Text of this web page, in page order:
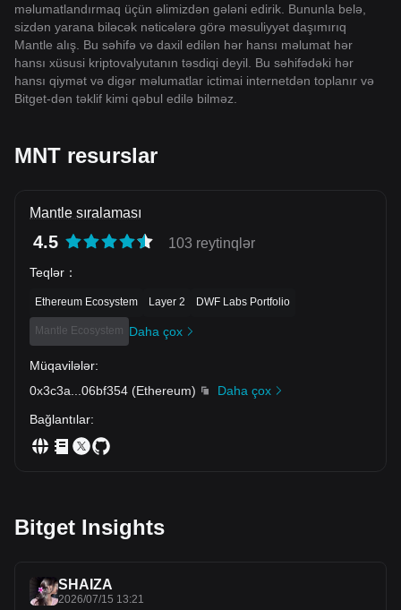
məlumatlandırmaq üçün əlimizdən gələni edirik. Bununla belə,
sizdən yarana biləcək nəticələrə görə məsuliyyət daşımırıq
Mantle alış. Bu səhifə və daxil edilən hər hansı məlumat hər
hansı xüsusi kriptovalyutanın təsdiqi deyil. Bu səhifədəki hər
hansı qiymət və digər məlumatlar ictimai internetdən toplanır və
Bitget-dən təklif kimi qəbul edilə bilməz.
MNT resurslar
Mantle sıralaması
4.5 103 reytinqlər
Teqlər ：
Ethereum Ecosystem Layer 2 DWF Labs Portfolio
Mantle Ecosystem Daha çox
Müqavilələr:
0x3c3a
06bf354 (Ethereum)
Daha çox
Bağlantılar:
Bitget Insights
SHAIZA
2026/07/15 13:21